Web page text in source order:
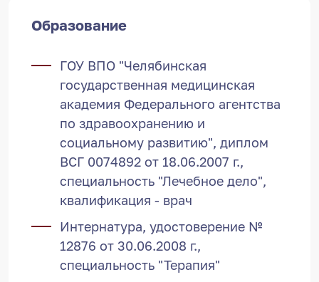
Образование
ГОУ ВПО "Челябинская
государственная медицинская
академия Федерального агентства
по здравоохранению и
социальному развитию", диплом
ВСГ 0074892 от 18.06.2007 г.,
специальность "Лечебное дело",
квалификация - врач
Интернатура, удостоверение №
12876 от 30.06.2008 г.,
специальность "Терапия"